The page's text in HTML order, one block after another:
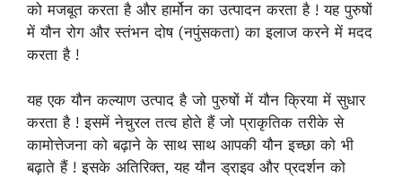
को मजबूत करता है और हार्मोन का उत्पादन करता है ! यह पुरुषों
में यौन रोग और स्तंभन दोष (नपुंसकता) का इलाज करने में मदद
करता है !
यह एक यौन कल्याण उत्पाद है जो पुरुषों में यौन क्रिया में सुधार
करता है ! इसमें नेचुरल तत्व होते हैं जो प्राकृतिक तरीके से
कामोत्तेजना को बढ़ाने के साथ साथ आपकी यौन इच्छा को भी
बढ़ाते हैं ! इसके अतिरिक्त, यह यौन ड्राइव और प्रदर्शन को